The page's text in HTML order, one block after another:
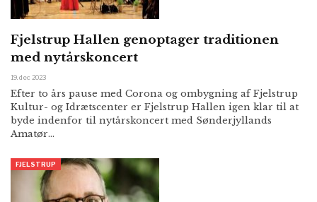
Fjelstrup Hallen genoptager traditionen
med nytårskoncert
19. dec 2023
Efter to års pause med Corona og ombygning af Fjelstrup
Kultur- og Idrætscenter er Fjelstrup Hallen igen klar til at
byde indenfor til nytårskoncert med Sønderjyllands
Amatør…
FJELSTRUP